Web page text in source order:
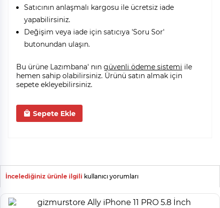
Satıcının anlaşmalı kargosu ile ücretsiz iade
yapabilirsiniz.
Değişim veya iade için satıcıya 'Soru Sor'
butonundan ulaşın.
Bu ürüne Lazımbana' nın güvenli ödeme sistemi ile
hemen sahip olabilirsiniz. Ürünü satın almak için
sepete ekleyebilirsiniz.
Sepete Ekle
İncelediğiniz ürünle ilgili kullanıcı yorumları